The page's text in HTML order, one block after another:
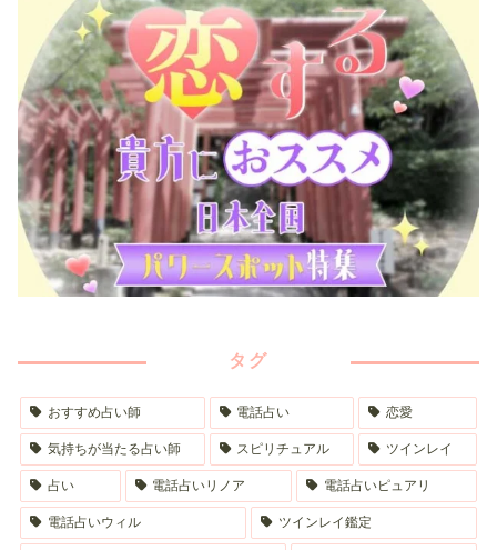
タグ
おすすめ占い師 電話占い 恋愛
気持ちが当たる占い師 スピリチュアル ツインレイ
占い 電話占いリノア 電話占いピュアリ
電話占いウィル ツインレイ鑑定